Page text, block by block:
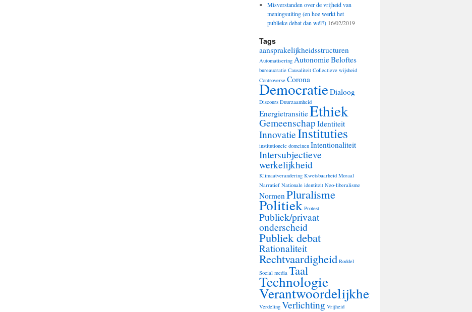
Misverstanden over de vrijheid van
meningsuiting (en hoe werkt het
publieke debat dan wél?) 16/02/2019
Tags
aansprakelijkheidsstructuren
Automatisering AutonomieBeloftes
bureaucratie Causaliteit Collectieve wijsheid
Controverse Corona
DemocratieDialoog
Discours Duurzaamheid
EnergietransitieEthiek
Gemeenschap Identiteit
InnovatieInstituties
institutionele domeinen Intentionaliteit
Intersubjectieve
werkelijkheid
Klimaatverandering Kwetsbaarheid Moraal
Narratief Nationale identiteit Neo-liberalisme
NormenPluralisme
Politiek Protest
Publiek/privaat
onderscheid
Publiek debat
Rationaliteit
Rechtvaardigheid Roddel
Social media Taal
Technologie
Verantwoordelijkheid
Verdeling Verlichting Vrijheid